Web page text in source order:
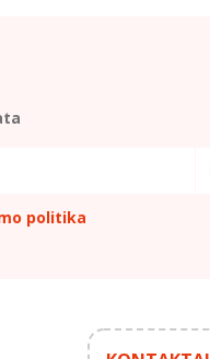
politika